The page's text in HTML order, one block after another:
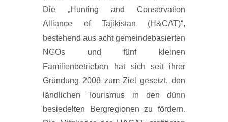
Die „Hunting and Conservation
Alliance of Tajikistan (H&CAT)“,
bestehend aus acht gemeindebasierten
NGOs und fünf kleinen
Familienbetrieben hat sich seit ihrer
Gründung 2008 zum Ziel gesetzt, den
ländlichen Tourismus in den dünn
besiedelten Bergregionen zu fördern.